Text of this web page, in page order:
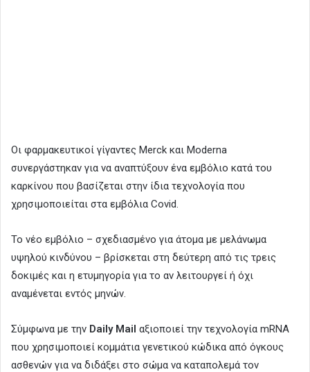
Οι φαρμακευτικοί γίγαντες Merck και Moderna
συνεργάστηκαν για να αναπτύξουν ένα εμβόλιο κατά του
καρκίνου που βασίζεται στην ίδια τεχνολογία που
χρησιμοποιείται στα εμβόλια Covid.
Το νέο εμβόλιο – σχεδιασμένο για άτομα με μελάνωμα
υψηλού κινδύνου – βρίσκεται στη δεύτερη από τις τρεις
δοκιμές και η ετυμηγορία για το αν λειτουργεί ή όχι
αναμένεται εντός μηνών.
Σύμφωνα με την Daily Mail αξιοποιεί την τεχνολογία mRNA
που χρησιμοποιεί κομμάτια γενετικού κώδικα από όγκους
ασθενών για να διδάξει στο σώμα να καταπολεμά τον